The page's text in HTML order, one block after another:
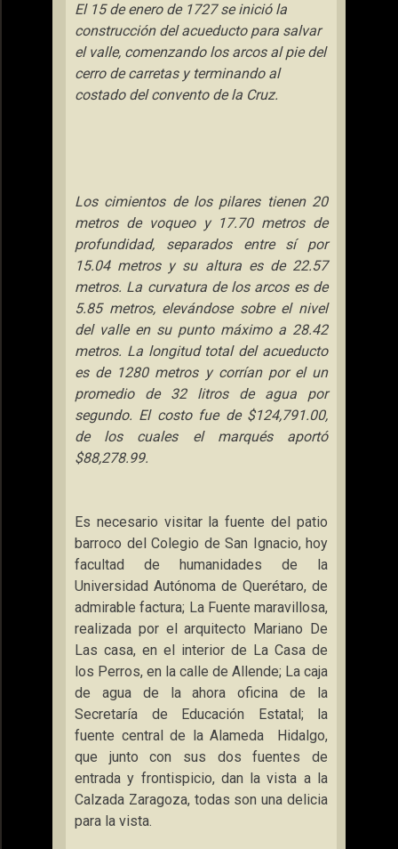
El 15 de enero de 1727 se inició la
construcción del acueducto para salvar
el valle, comenzando los arcos al pie del
cerro de carretas y terminando al
costado del convento dela Cruz.
Los cimientos de los pilares tienen 20
metrosde voqueo y 17.70 metrosde
profundidad, separados entre sí por
15.04 metrosy su altura es de 22.57
metros. La curvatura de los arcos es de
5.85 metros, elevándose sobre el nivel
del valle en su punto máximo a 28.42
metros. La longitud total del acueducto
es de 1280 metrosy corrían por el un
promedio de 32 litrosde agua por
segundo. El costo fue de $124,791.00,
de los cuales el marqués aportó
$88,278.99.
Es necesario visitar la fuente del patio
barroco del Colegio de San Ignacio, hoy
facultad de humanidades de la
Universidad Autónoma de Querétaro, de
admirable factura; La Fuente maravillosa,
realizada por el arquitecto Mariano De
Las casa, en el interior de La Casa de
los Perros, en la calle de Allende; La caja
de agua de la ahora oficina de la
Secretaría de Educación Estatal; la
fuente central de la Alameda Hidalgo,
que junto con sus dos fuentes de
entrada y frontispicio, dan la vista a la
Calzada Zaragoza, todas son una delicia
para la vista.